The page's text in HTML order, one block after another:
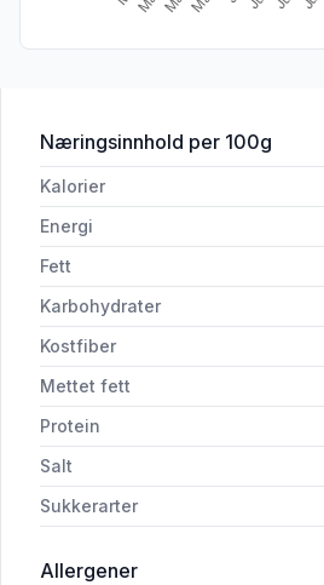
Næringsinnhold for 'Poppets!
per 100g
Kalorier
Energi
Fett
Karbohydrater
Kostfiber
Mettet fett
Protein
Salt
Sukkerarter
Allergeneri 'Poppets! Toffee